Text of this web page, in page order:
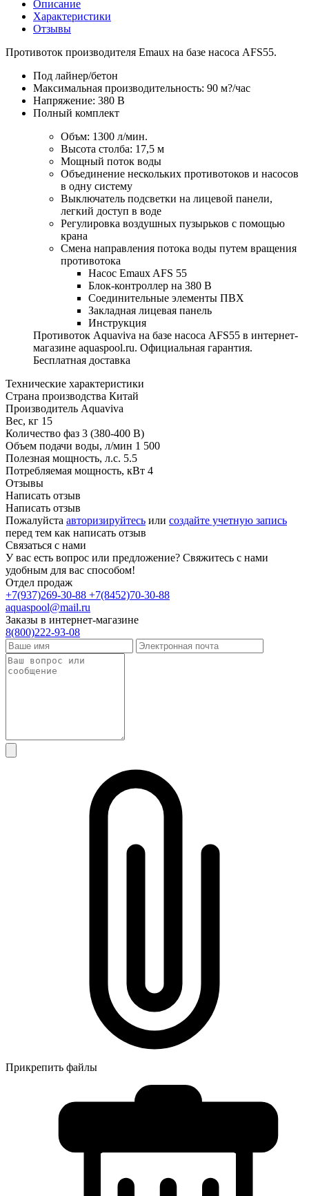
Описание
Характеристики
Отзывы
Противоток производителя Emaux на базе насоса AFS55.
Под лайнер/бетон
Максимальная производительность: 90 м?/час
Напряжение: 380 В
Полный комплект
Объм: 1300 л/мин.
Высота столба: 17,5 м
Мощный поток воды
Объединение нескольких противотоков и насосов
в одну систему
Выключатель подсветки на лицевой панели,
легкий доступ в воде
Регулировка воздушных пузырьков с помощью
крана
Смена направления потока воды путем вращения
противотока
Насос Emaux AFS 55
Блок-контроллер на 380 В
Соединительные элементы ПВХ
Закладная лицевая панель
Инструкция
Противоток Aquaviva на базе насоса AFS55 в интернет-
магазине aquaspool.ru. Официальная гарантия.
Бесплатная доставка
Технические характеристики
Страна производства Китай
Производитель Aquaviva
Вес, кг 15
Количество фаз 3 (380-400 В)
Объем подачи воды, л/мин 1 500
Полезная мощность, л.с. 5.5
Потребляемая мощность, кВт 4
Отзывы
Написать отзыв
Написать отзыв
Пожалуйста авторизируйтесь или создайте учетную запись
перед тем как написать отзыв
Связаться с нами
У вас есть вопрос или предложение? Свяжитесь с нами
удобным для вас способом!
Отдел продаж
+7(937)269-30-88 +7(8452)70-30-88
aquaspool@mail.ru
Заказы в интернет-магазине
8(800)222-93-08
Прикрепить файлы